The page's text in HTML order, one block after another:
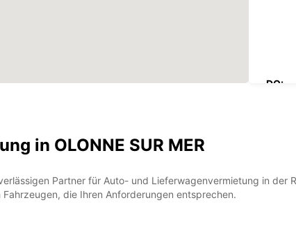
DO:
FR:
in OLONNE SUR MER
Partner für Auto- und Lieferwagenvermietung in
die Ihren Anforderungen entsprechen.